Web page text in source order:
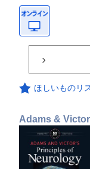
ほしいものリ
Adams &